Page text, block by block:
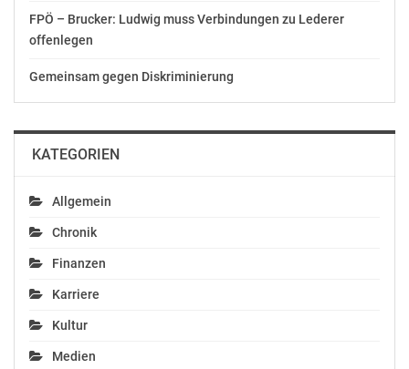
© Copyright APA-OTS Originaltext-Service GmbH und
der jeweilige Aussender
Gefällt mir:
ASFINAG: Innovationen
machen Tunnel auf
Schnellstraßen noch
FPÖ – Brucker: Ludwig muss Verbindungen zu Lederer
offenlegen
Gemeinsam gegen Diskriminierung
KATEGORIEN
Allgemein
Chronik
Finanzen
Karriere
Kultur
Medien